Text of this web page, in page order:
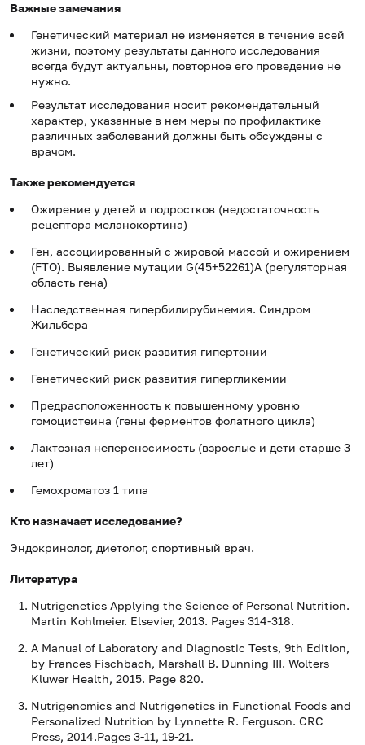
Важные замечания
Генетический материал не изменяется в течение всей
жизни, поэтому результаты данного исследования
всегда будут актуальны, повторное его проведение не
нужно.
Результат исследования носит рекомендательный
характер, указанные в нем меры по профилактике
различных заболеваний должны быть обсуждены с
врачом.
Также рекомендуется
Ожирение у детей и подростков (недостаточность
рецептора меланокортина)
Ген, ассоциированный с жировой массой и ожирением
(FTO). Выявление мутации G(45+52261)A (регуляторная
область гена)
Наследственная гипербилирубинемия. Синдром
Жильбера
Генетический риск развития гипертонии
Генетический риск развития гипергликемии
Предрасположенность к повышенному уровню
гомоцистеина (гены ферментов фолатного цикла)
Лактозная непереносимость (взрослые и дети старше 3
лет)
Гемохроматоз 1 типа
Кто назначает исследование?
Эндокринолог, диетолог, спортивный врач.
Литература
Nutrigenetics Applying the Science of Personal Nutrition.
Martin Kohlmeier. Elsevier, 2013. Pages 314-318.
A Manual of Laboratory and Diagnostic Tests, 9th Edition,
by Frances Fischbach, Marshall B. Dunning III. Wolters
Kluwer Health, 2015. Page 820.
Nutrigenomics and Nutrigenetics in Functional Foods and
Personalized Nutrition by Lynnette R. Ferguson. CRC
Press, 2014.Pages 3-11, 19-21.